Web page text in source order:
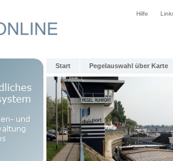
Hilfe
Start Pegelauswahl über Karte